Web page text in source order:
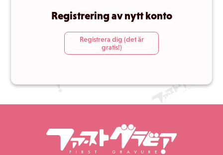
Registrering av nytt konto
Registrera dig (det är
gratis!)